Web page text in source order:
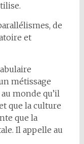
de
et
métissage
monde qu’il
que la culture
que la
Il appelle au